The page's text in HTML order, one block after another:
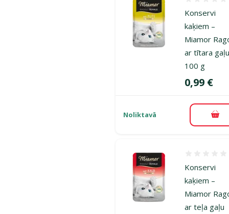
Konservi
kaķiem –
Miamor
ar tītara
100 g
Cena
0,99 €
Noliktavā
Konservi
kaķiem –
Miamor
ar teļa gaļu